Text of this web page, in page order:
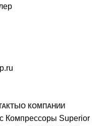
О КОМПАНИИ
Компрессоры Superior